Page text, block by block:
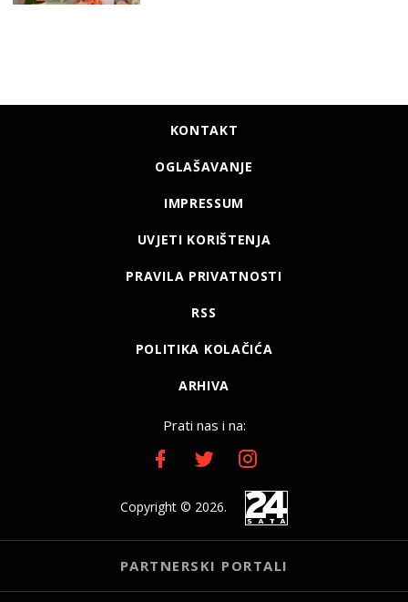
KONTAKT
OGLAŠAVANJE
IMPRESSUM
UVJETI KORIŠTENJA
PRAVILA PRIVATNOSTI
RSS
POLITIKA KOLAČIĆA
ARHIVA
Prati nas i na:
Copyright © 2026.
PARTNERSKI PORTALI